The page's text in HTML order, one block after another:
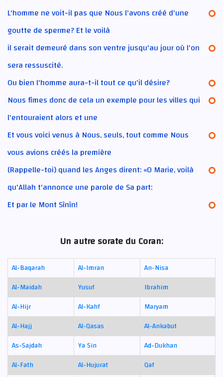
L'homme ne voit-il pas que Nous l'avons créé d'une
goutte de sperme? Et le voilà
il serait demeuré dans son ventre jusqu'au jour où l'on
sera ressuscité.
Ou bien l'homme aura-t-il tout ce qu'il désire?
Nous fîmes donc de cela un exemple pour les villes qui
l'entouraient alors et une
Et vous voici venus à Nous, seuls, tout comme Nous
vous avions créés la première
(Rappelle-toi) quand les Anges dirent: «O Marie, voilà
qu'Allah t'annonce une parole de Sa part:
Et par le Mont Sînîn!
Un autre sorate du Coran:
Al-Baqarah Al-Imran
An-Nisa
Al-Maidah
Yusuf
Ibrahim
Al-Hijr
Al-Kahf
Maryam
Al-Hajj
Al-Qasas
Al-Ankabut
As-Sajdah
Ya Sin
Ad-Dukhan
Al-Fath
Al-Hujurat
Qaf